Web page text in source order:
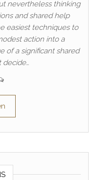
nevertheless thinking
and shared help
easiest techniques to
action into a
of a significant shared
decide…